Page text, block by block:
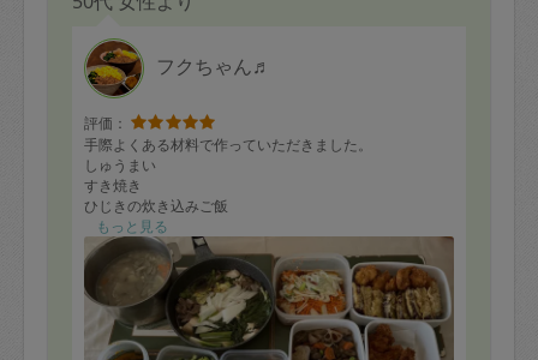
フクちゃん♬
評価：
手際よくある材料で作っていただきました。
しゅうまい
すき焼き
ひじきの炊き込みご飯
などのリクエストに加えて
鮭のちゃんちゃ焼き
お弁当用に
カツ、唐揚げ、さつま芋の胡麻天
さつま芋のバター煮
きんぴら、かぼちゃの煮付け
などなど優しいお味でつくっていただきました！
もっと見る